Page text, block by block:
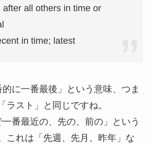
after all others in time or
in time; latest
に一番最後」という意味、つま
ラスト」と同じですね。
番最近の、先の、前の」という
これは「先週、先月、昨年」な